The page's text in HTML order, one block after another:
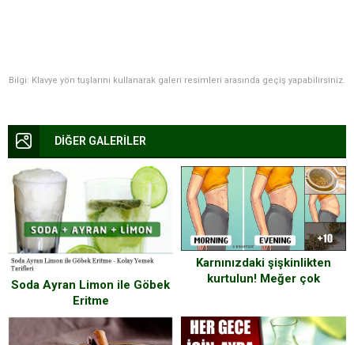
Bilgi: Klavye yön tuşlarını kullanarak galeri resimleri arasında geçiş yapabilirsiniz.
DİĞER GALERİLER
Soda Ayran Limon ile Göbek
Eritme
Karnınızdaki şişkinlikten
kurtulun! Meğer çok